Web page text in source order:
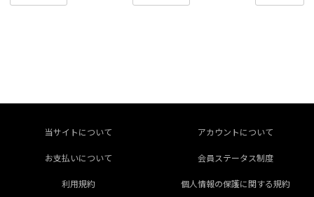
当サイトについて アカウントについて
お支払いについて 会員ステータス制度
利用規約 個人情報の保護に関する規約